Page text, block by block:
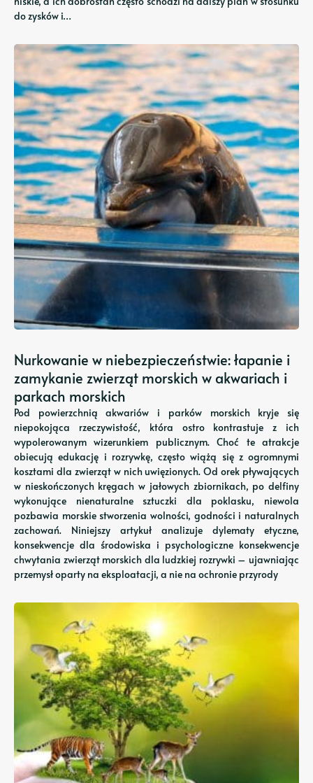
do zysków i…
Nurkowanie w niebezpieczeństwie: łapanie i
zamykanie zwierząt morskich w akwariach i
parkach morskich
Pod powierzchnią akwariów i parków morskich kryje się
niepokojąca rzeczywistość, która ostro kontrastuje z ich
wypolerowanym wizerunkiem publicznym. Choć te atrakcje
obiecują edukację i rozrywkę, często wiążą się z ogromnymi
kosztami dla zwierząt w nich uwięzionych. Od orek pływających
w nieskończonych kręgach w jałowych zbiornikach, po delfiny
wykonujące nienaturalne sztuczki dla poklasku, niewola
pozbawia morskie stworzenia wolności, godności i naturalnych
zachowań. Niniejszy artykuł analizuje dylematy etyczne,
konsekwencje dla środowiska i psychologiczne konsekwencje
chwytania zwierząt morskich dla ludzkiej rozrywki – ujawniając
przemysł oparty na eksploatacji, a nie na ochronie przyrody